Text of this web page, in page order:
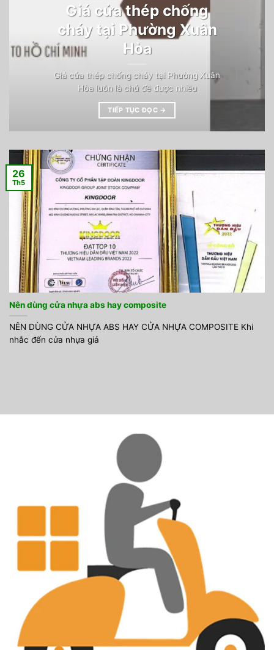
Giá cửa thép chống
cháy tại Phường Xuân
Hòa
Giá cửa thép chống cháy tại Phường Xuân
Hòa luôn là chủ đề được nhiều
TIẾP TỤC ĐỌC →
Nên dùng cửa nhựa abs hay composite
NÊN DÙNG CỬA NHỰA ABS HAY CỬA NHỰA COMPOSITE Khi
nhắc đến cửa nhựa giả
26
Th5